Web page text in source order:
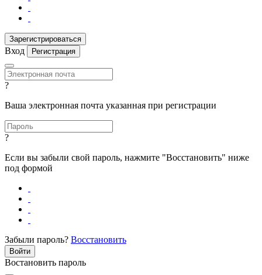
Вход Регистрация
?
Ваша электронная почта указанная при регистрации
?
Если вы забыли свой пароль, нажмите "Восстановить" ниже
под формой
Забыли пароль? Восстановить
Востановить пароль